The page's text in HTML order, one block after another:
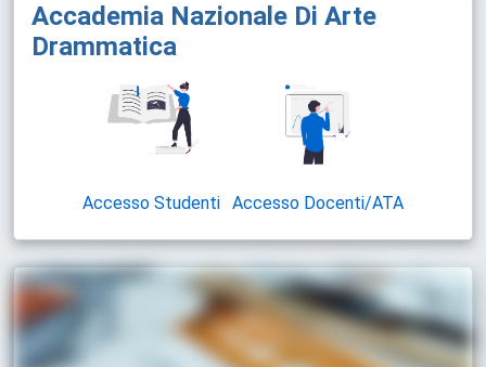
Accademia Nazionale Di Arte
Drammatica
Accesso Studenti Accesso Docenti/ATA